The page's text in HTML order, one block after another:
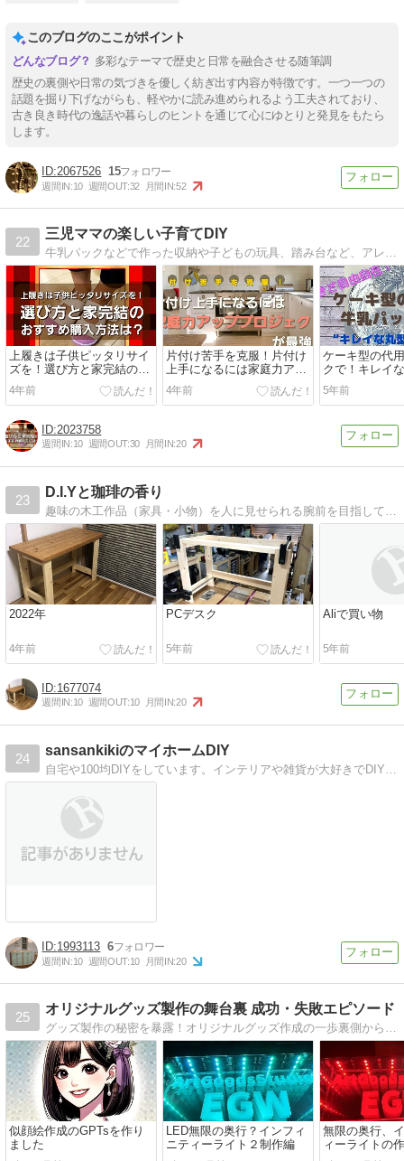
このブログのここがポイント
多彩なテーマで歴史と日常を融合させる随筆調
歴史の裏側や日常の気づきを優しく紡ぎ出す内容が特徴です。一つ一つの
話題を掘り下げながらも、軽やかに読み進められるよう工夫されており、
古き良き時代の逸話や暮らしのヒントを通じて心にゆとりと発見をもたら
します。
2067526 15
週間IN:10 週間OUT:32 月間IN:52
22
三児ママの楽しい子育てDIY
牛乳パックなどで作った収納や子どもの玩具、踏み台など、アレンジ自在の手作り用品を紹介していきます！家事・育児・暮らしを楽にするお役立ち情報も随時紹介していきますので、ぜひご覧ください！
上履きは子供ピッタリサイ
ズを！選び方と家完結のお
すすめ購入方法は？
4年前
片付け苦手を克服！片付け
上手になるには家庭力アッ
ププロジェクトが最強！
4年前
ケーキ型の代
クで！キレイ
方【大きさ自
5年前
2023758
週間IN:10 週間OUT:30 月間IN:20
23
D.I.Yと珈琲の香り
趣味の木工作品（家具・小物）を人に見せられる腕前を目指して仕事の合間でちょこちょこ作ってます。
2022年
4年前
PCデスク
5年前
Aliで買い物
5年前
1677074
週間IN:10 週間OUT:10 月間IN:20
24
sansankikiのマイホームDIY
自宅や100均DIYをしています。インテリアや雑貨が大好きでDIYで自宅を好みのお部屋にしていて、収納が苦手なので収納も整えたいと思っています。
1993113 6
週間IN:10 週間OUT:10 月間IN:20
25
オリジナルグッズ製作の舞台裏 成功・失敗エピソード
グッズ製作の秘密を暴露！オリジナルグッズ作成の一歩裏側から、ユニークな成功・失敗エピソードまで、一挙公開！
似顔絵作成のGPTsを作り
ました
LED無限の奥行？インフィ
ニティーライト２制作編
無限の奥行、
ィーライトの
み